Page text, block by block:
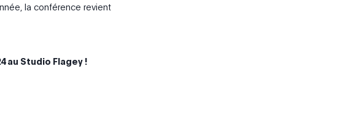
la conférence revient
au Studio Flagey !